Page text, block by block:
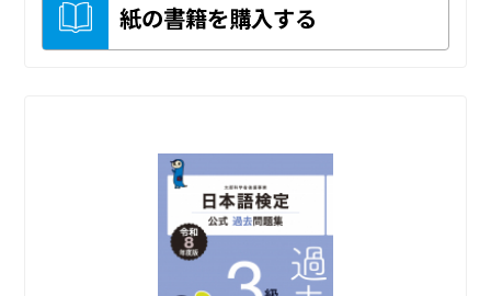
紙の書籍を購入する